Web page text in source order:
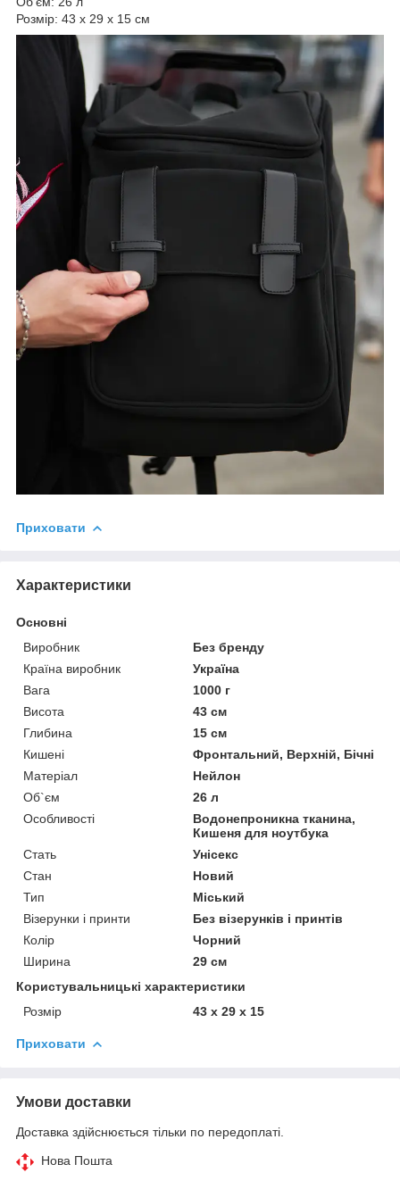
Розмір: 43 х 29 х 15 см
Приховати
Характеристики
Основні
Виробник
Без бренду
Країна виробник
Україна
Вага
1000 г
Висота
43 см
Глибина
15 см
Кишені
Фронтальний, Верхній, Бічні
Матеріал
Нейлон
Об`єм
26 л
Особливості
Водонепроникна тканина,
Кишеня для ноутбука
Стать
Унісекс
Стан
Новий
Тип
Міський
Візерунки і принти
Без візерунків і принтів
Колір
Чорний
Ширина
29 см
Користувальницькі характеристики
Розмір
43 х 29 х 15
Приховати
Умови доставки
Доставка здійснюється тільки по передоплаті.
Нова Пошта